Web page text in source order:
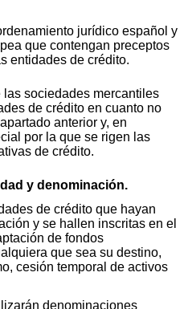
jurídico español y
que contengan preceptos
entidades de crédito.
sociedades mercantiles
de crédito en cuanto no
anterior y, en
por la que se rigen las
de crédito.
y denominación.
de crédito que hayan
y se hallen inscritas en el
de fondos
que sea su destino,
cesión temporal de activos
denominaciones